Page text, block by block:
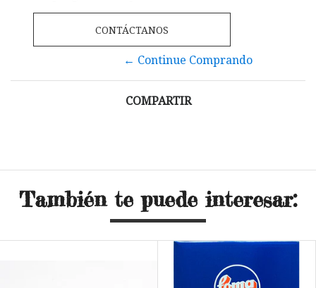
CONTÁCTANOS
← Continue Comprando
COMPARTIR
También te puede interesar: